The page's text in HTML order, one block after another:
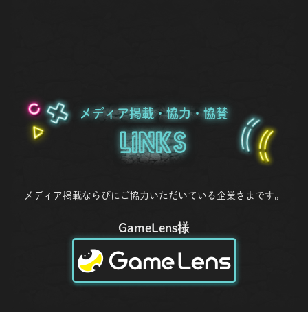
メディア掲載・協力・協賛
Links
メディア掲載ならびにご協力いただいている企業さまです。
GameLens様